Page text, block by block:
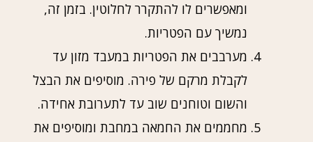
ומאפשרים לו להתקרר לחלוטין. בזמן זה,
נמשיך עם הפטריות.
מערבבים את הפטריות במעבד מזון עד
לקבלת מרקם של פירה. מוסיפים את הבצל
והשום וטוחנים שוב עד לתערובת אחידה.
מחממים את החמאה במחבת ומוסיפים את